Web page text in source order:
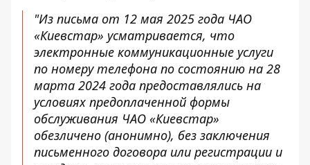
"Из письма от 12 мая 2025 года ЧАО
«Киевстар» усматривается, что
электронные коммуникационные услуги
по номеру телефона по состоянию на 28
марта 2024 года предоставлялись на
условиях предоплаченной формы
обслуживания ЧАО «Киевстар»
обезличено (анонимно), без заключения
письменного договора или регистрации и